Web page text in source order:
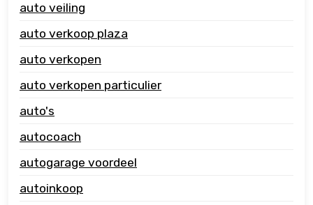
auto veiling
auto verkoop plaza
auto verkopen
auto verkopen particulier
auto's
autocoach
autogarage voordeel
autoinkoop